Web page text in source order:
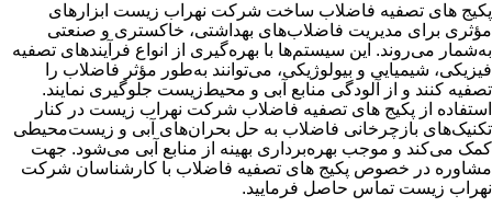
پکیج ‌های تصفیه فاضلاب ساخت شرکت نهراب زیست ابزارهای
مؤثری برای مدیریت فاضلاب‌های بهداشتی، خاکستری و صنعتی
به‌شمار می‌روند. این سیستم‌ها با بهره‌گیری از انواع فرآیندهای تصفیه
فیزیکی، شیمیایی و بیولوژیکی، می‌توانند به‌طور مؤثر فاضلاب را
تصفیه کنند و از آلودگی منابع آبی و محیط‌زیست جلوگیری نمایند.
استفاده از پکیج ‌های تصفیه فاضلاب شرکت نهراب زیست در کنار
تکنیک‌های بازچرخانی فاضلاب به حل بحران‌های آبی و زیست‌محیطی
کمک می‌کند و موجب بهره‌برداری بهینه از منابع آبی می‌شود. جهت
مشاوره در خصوص پکیج های تصفیه فاضلاب با کارشناسان شرکت
نهراب زیست تماس حاصل فرمایید.